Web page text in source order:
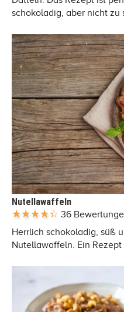
schokoladig, aber nicht zu
Nutellawaffeln
36
Herrlich schokoladig, süß
Nutellawaffeln. Ein